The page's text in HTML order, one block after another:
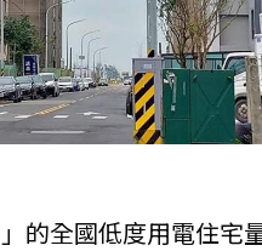
的全國低度用電住宅